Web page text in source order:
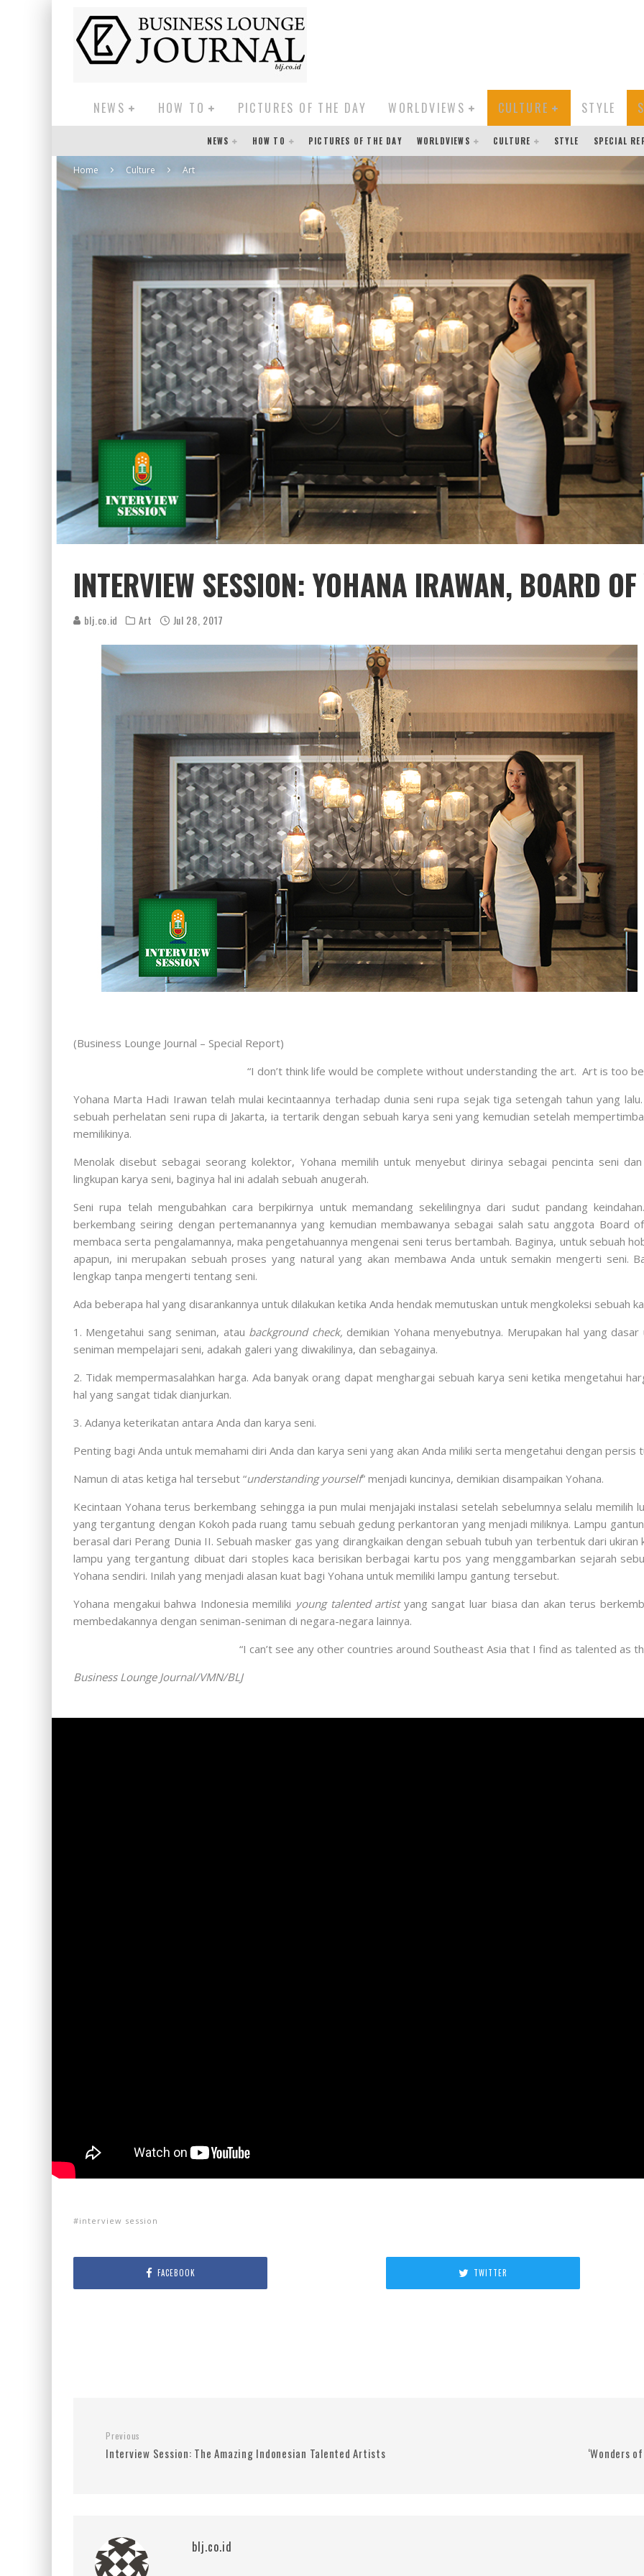
NEWS HOW TO PICTURES OF THE DAY WORLDVIEWS CULTURE STYLE
NEWS HOW TO PICTURES OF THE DAY WORLDVIEWS CULTURE STYLE SPECIAL
Home Culture Art
INTERVIEW SESSION: YOHANA IRAWAN, BOARD
blj.co.id Art Jul 28, 2017
(Business Lounge Journal – Special Report)
“I don’t think life would be complete without understanding the art. Art is too
Yohana Marta Hadi Irawan telah mulai kecintaannya terhadap dunia seni rupa sejak tiga setengah tahun yang
sebuah perhelatan seni rupa di Jakarta, ia tertarik dengan sebuah karya seni yang kemudian setelah
memilikinya.
Menolak disebut sebagai seorang kolektor, Yohana memilih untuk menyebut dirinya sebagai pencinta seni
lingkupan karya seni, baginya hal ini adalah sebuah anugerah.
Seni rupa telah mengubahkan cara berpikirnya untuk memandang sekelilingnya dari sudut pandang
berkembang seiring dengan pertemanannya yang kemudian membawanya sebagai salah satu anggota Board
membaca serta pengalamannya, maka pengetahuannya mengenai seni terus bertambah. Baginya, untuk sebuah
apapun, ini merupakan sebuah proses yang natural yang akan membawa Anda untuk semakin mengerti seni.
lengkap tanpa mengerti tentang seni.
Ada beberapa hal yang disarankannya untuk dilakukan ketika Anda hendak memutuskan untuk mengkoleksi sebuah
1. Mengetahui sang seniman, atau background check, demikian Yohana menyebutnya. Merupakan hal yang
seniman mempelajari seni, adakah galeri yang diwakilinya, dan sebagainya.
2. Tidak mempermasalahkan harga. Ada banyak orang dapat menghargai sebuah karya seni ketika mengetahui
hal yang sangat tidak dianjurkan.
3. Adanya keterikatan antara Anda dan karya seni.
Penting bagi Anda untuk memahami diri Anda dan karya seni yang akan Anda miliki serta mengetahui dengan persis
Namun di atas ketiga hal tersebut “understanding yourself” menjadi kuncinya, demikian disampaikan Yohana.
Kecintaan Yohana terus berkembang sehingga ia pun mulai menjajaki instalasi setelah sebelumnya selalu memilih
yang tergantung dengan Kokoh pada ruang tamu sebuah gedung perkantoran yang menjadi miliknya. Lampu
berasal dari Perang Dunia II. Sebuah masker gas yang dirangkaikan dengan sebuah tubuh yan terbentuk dari
lampu yang tergantung dibuat dari stoples kaca berisikan berbagai kartu pos yang menggambarkan sejarah
Yohana sendiri. Inilah yang menjadi alasan kuat bagi Yohana untuk memiliki lampu gantung tersebut.
Yohana mengakui bahwa Indonesia memiliki young talented artistyang sangat luar biasa dan akan terus
membedakannya dengan seniman-seniman di negara-negara lainnya.
“I can’t see any other countries around Southeast Asia that I find as talented as
Business Lounge Journal/VMN/BLJ
interview session
FACEBOOK TWITTER
Previous
Interview Session: The Amazing Indonesian Talented Artists ‘Wonders
blj.co.id